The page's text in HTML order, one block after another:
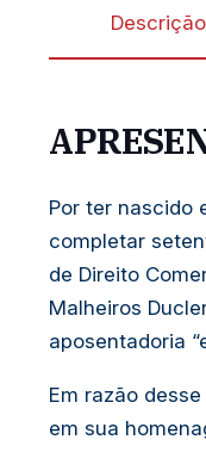
Descrição
Por ter nascido
completar
de Direito
Malheiros
aposentadoria
Em razão
em sua